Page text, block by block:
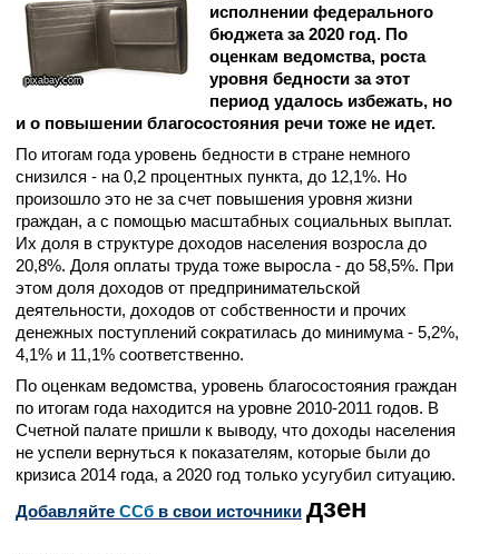
pixabay.com
исполнении федерального
бюджета за 2020 год. По
оценкам ведомства, роста
уровня бедности за этот
период удалось избежать, но
и о повышении благосостояния речи тоже не идет.
По итогам года уровень бедности в стране немного
снизился - на 0,2 процентных пункта, до 12,1%. Но
произошло это не за счет повышения уровня жизни
граждан, а с помощью масштабных социальных выплат.
Их доля в структуре доходов населения возросла до
20,8%. Доля оплаты труда тоже выросла - до 58,5%. При
этом доля доходов от предпринимательской
деятельности, доходов от собственности и прочих
денежных поступлений сократилась до минимума - 5,2%,
4,1% и 11,1% соответственно.
По оценкам ведомства, уровень благосостояния граждан
по итогам года находится на уровне 2010-2011 годов. В
Счетной палате пришли к выводу, что доходы населения
не успели вернуться к показателям, которые были до
кризиса 2014 года, а 2020 год только усугубил ситуацию.
Добавляйте CСб в свои источники дзен